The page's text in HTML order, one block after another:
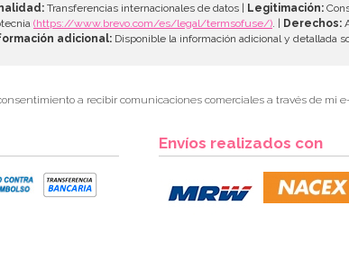
Transferencias internacionales de datos | Legitimación:
(https://www.brevo.com/es/legal/termsofuse/) . | Derechos:
adicional: Disponible la información adicional y detallada
a recibir comunicaciones comerciales a través de mi
Envíos realizados con